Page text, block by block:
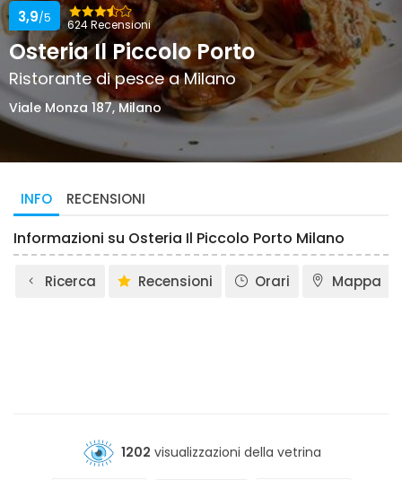
624 Recensioni
3,9/5
Osteria Il Piccolo Porto
Ristorante di pesce a Milano
Viale Monza 187, Milano
INFO RECENSIONI
Informazioni su Osteria Il Piccolo Porto Milano
Ricerca Recensioni Orari Mappa
1202 visualizzazioni della vetrina